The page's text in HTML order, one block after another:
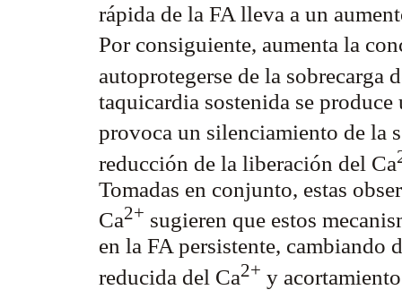
rápida de la FA lleva a un
Por consiguiente, aumenta la
autoprotegerse de la sobrecarga
taquicardia sostenida se
provoca un silenciamiento de la
reducción de la liberación del Ca
Tomadas en conjunto, estas
Ca2+ sugieren que estos
en la FA persistente, cambiando
reducida del Ca2+ y